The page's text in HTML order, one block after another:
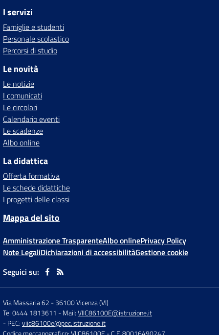
I servizi
Famiglie e studenti
Personale scolastico
Percorsi di studio
Le novità
Le notizie
I comunicati
Le circolari
Calendario eventi
Le scadenze
Albo online
La didattica
Offerta formativa
Le schede didattiche
I progetti delle classi
Mappa del sito
Amministrazione TrasparenteAlbo onlinePrivacy Policy
Note LegaliDichiarazioni di accessibilitàGestione cookie
Seguici su:
Via Massaria 62 -36100 Vicenza (VI)
Tel 0444 1813611 - Mail:VIIC86100E@istruzione.it
- PEC:viic86100e@pec.istruzione.it